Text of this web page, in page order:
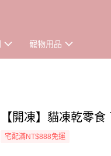
寵物用品
【開凍】貓凍乾零
宅配滿NT$888免運